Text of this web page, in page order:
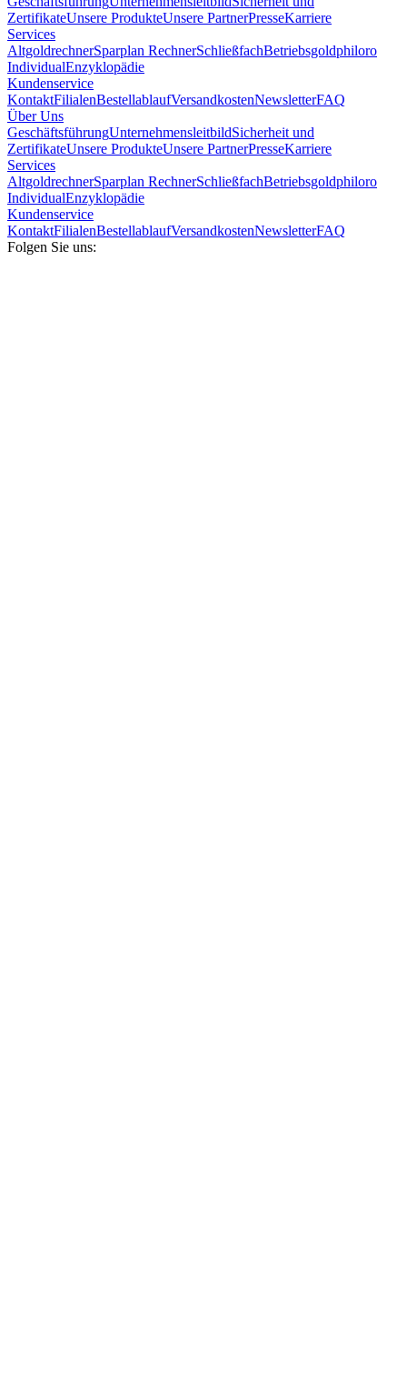
ZertifikateUnsere ProdukteUnsere PartnerPresseKarriere
Services
AltgoldrechnerSparplan RechnerSchließfachBetriebsgoldphiloro
IndividualEnzyklopädie
Kundenservice
KontaktFilialenBestellablaufVersandkostenNewsletterFAQ
Über Uns
GeschäftsführungUnternehmensleitbildSicherheit und
ZertifikateUnsere ProdukteUnsere PartnerPresseKarriere
Services
AltgoldrechnerSparplan RechnerSchließfachBetriebsgoldphiloro
IndividualEnzyklopädie
Kundenservice
KontaktFilialenBestellablaufVersandkostenNewsletterFAQ
Folgen Sie uns: